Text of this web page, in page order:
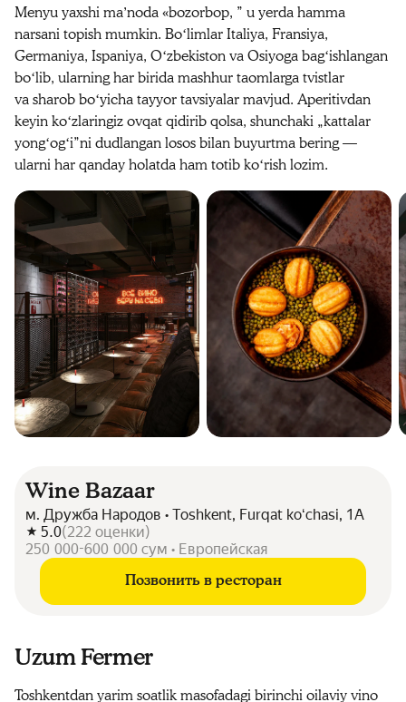
Menyu yaxshi maʼnoda «bozorbop, ” u yerda hamma
narsani topish mumkin. Boʻlimlar Italiya, Fransiya,
Germaniya, Ispaniya, Oʻzbekiston va Osiyoga bagʻishlangan
boʻlib, ularning har birida mashhur taomlarga tvistlar
va sharob boʻyicha tayyor tavsiyalar mavjud. Aperitivdan
keyin koʻzlaringiz ovqat qidirib qolsa, shunchaki „kattalar
yongʻogʻi”ni dudlangan losos bilan buyurtma bering —
ularni har qanday holatda ham totib koʻrish lozim.
Wine Bazaar
м. Дружба Народов • Toshkent, Furqat koʻchasi, 1A
5.0(222 оценки)
250 000-600 000 сум • Европейская
Позвонить в ресторан
Uzum Fermer
Toshkentdan yarim soatlik masofadagi birinchi oilaviy vino